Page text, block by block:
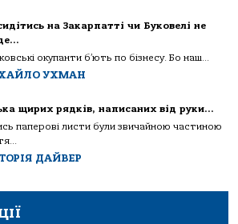
на Закарпатті чи Буковелі не
окупанти б’ють по бізнесу. Бо наш...
УХМАН
щирих рядків, написаних від руки…
паперові листи були звичайною частиною
ДАЙВЕР